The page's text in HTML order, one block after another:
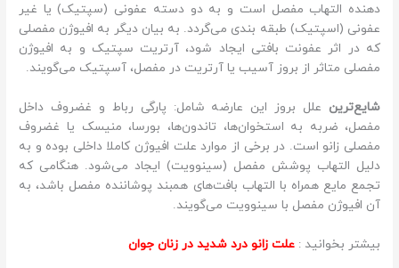
دهنده التهاب مفصل است و به دو دسته عفونی (سپتیک) یا غیر
عفونی (اسپتیک) طبقه بندی می‌گردد. به بیان دیگر به افیوژن مفصلی
که در اثر عفونت بافتی ایجاد ‌شود، آرتریت سپتیک و به افیوژن
مفصلی متاثر از بروز آسیب یا آرتریت در مفصل، آسپتیک می‌گویند.
شایع‌ترین علل بروز این عارضه شامل: پارگی رباط و غضروف داخل
مفصل، ضربه به استخوان‌ها، تاندون‌ها، بورسا، منیسک یا غضروف
مفصلی زانو است. در برخی از موارد علت افیوژن کاملا داخلی بوده و به
دلیل التهاب پوشش مفصل (سینوویت) ایجاد می‌شود. هنگامی که
تجمع مایع همراه با التهاب بافت‌های همبند پوشاننده مفصل باشد، به
آن افیوژن مفصل با سینوویت می‌گویند.
بیشتر بخوانید :علت زانو درد شدید در زنان جوان